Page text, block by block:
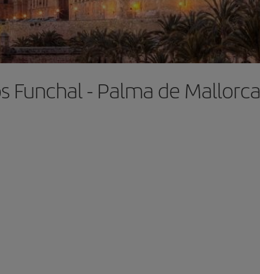
Funchal - Palma de Mallorca